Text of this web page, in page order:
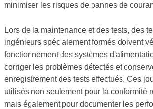
minimiser les risques de pannes de
Lors de la maintenance et des tests, des
ingénieurs spécialement formés doivent
fonctionnement des systèmes
corriger les problèmes détectés et
enregistrement des tests effectués. Ces
utilisés non seulement pour la conformité
mais également pour documenter les